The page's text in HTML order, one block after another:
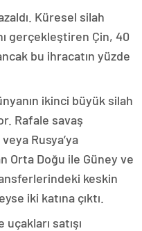
Küresel silah
gerçekleştiren Çin, 40
bu ihracatın yüzde
ikinci büyük silah
Rafale savaş
Rusya’ya
Orta Doğu ile Güney ve
keskin
iki katına çıktı.
satışı